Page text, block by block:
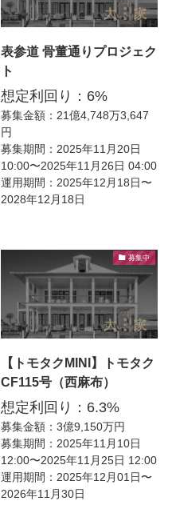
表参道 骨董通りプロジェク
ト
想定利回り：6%
募集金額：21億4,748万3,647
円
募集期間：2025年11月20日
10:00〜2025年11月26日 04:00
運用期間：2025年12月18日〜
2028年12月18日
募集中
【トモタクMINI】トモタク
CF115号（西麻布）
想定利回り：6.3%
募集金額：3億9,150万円
募集期間：2025年11月10日
12:00〜2025年11月25日 12:00
運用期間：2025年12月01日〜
2026年11月30日